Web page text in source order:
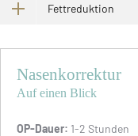
Fettreduktion
Nasenkorrektur
Auf einen Blick
OP-Dauer: 1-2 Stunden